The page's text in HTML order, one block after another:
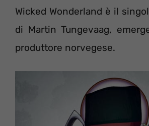
Wicked Wonderland è il
di Martin Tungevaag,
produttore norvegese.